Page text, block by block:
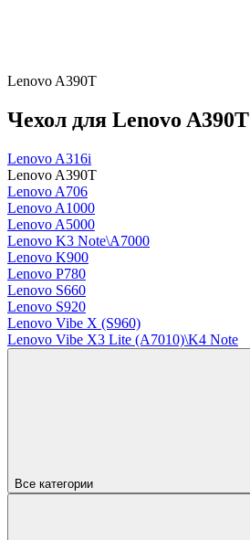
Lenovo A390T
Чехол для Lenovo A390T
Lenovo A316i
Lenovo A390T
Lenovo A706
Lenovo A1000
Lenovo A5000
Lenovo K3 Note\A7000
Lenovo K900
Lenovo P780
Lenovo S660
Lenovo S920
Lenovo Vibe X (S960)
Lenovo Vibe X3 Lite (A7010)\K4 Note
Все категории